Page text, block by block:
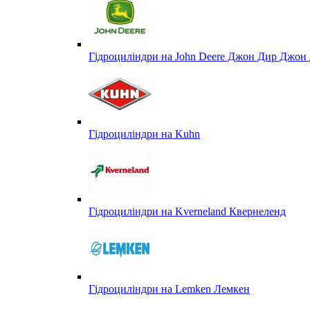
Гідроциліндри на John Deere Джон Дир Джон
Гідроциліндри на Kuhn
Гідроциліндри на Kverneland Квернеленд
Гідроциліндри на Lemken Лемкен